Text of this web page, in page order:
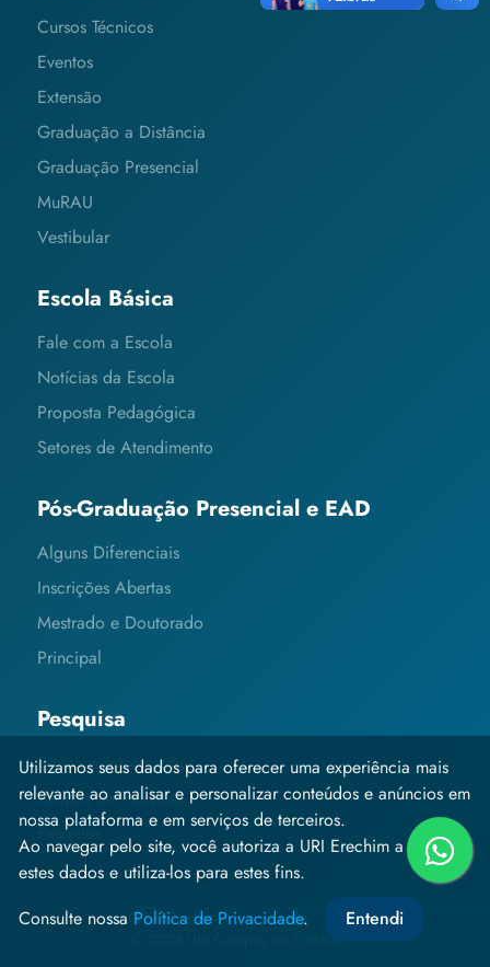
Cursos Técnicos
Eventos
Extensão
Graduação a Distância
Graduação Presencial
MuRAU
Vestibular
Escola Básica
Fale com a Escola
Notícias da Escola
Proposta Pedagógica
Setores de Atendimento
Pós-Graduação Presencial e EAD
Alguns Diferenciais
Inscrições Abertas
Mestrado e Doutorado
Principal
Pesquisa
Editais e Informações
Grupos de Pesquisa
Pesquisa
© 2026 URI Câmpus de Erechim
Utilizamos seus dados para oferecer uma experiência mais
relevante ao analisar e personalizar conteúdos e anúncios em
nossa plataforma e em serviços de terceiros.
Ao navegar pelo site, você autoriza a URI Erechim a coletar
estes dados e utiliza-los para estes fins.
Consulte nossa Política de Privacidade. Entendi